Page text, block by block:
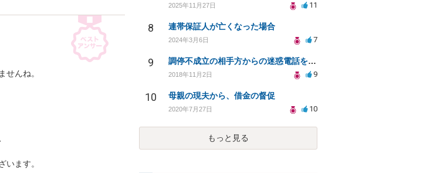
せんね。
います。
2025年11月27日 11
8 連帯保証人が亡くなった場合
2024年3月6日 7
9 調停不成立の相手方からの迷惑電話をやめさせることはできますか？
2018年11月2日 9
10 母親の現夫から、借金の督促
2020年7月27日 10
もっと見る